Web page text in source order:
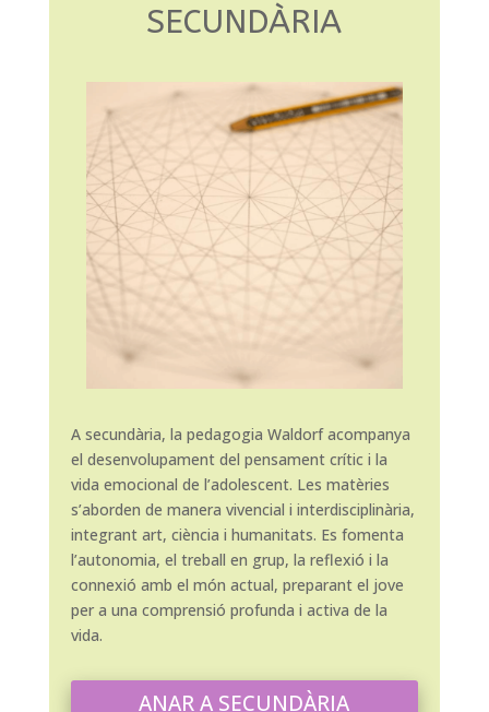
SECUNDÀRIA
A secundària, la pedagogia Waldorf acompanya
el desenvolupament del pensament crític i la
vida emocional de l’adolescent. Les matèries
s’aborden de manera vivencial i interdisciplinària,
integrant art, ciència i humanitats. Es fomenta
l’autonomia, el treball en grup, la reflexió i la
connexió amb el món actual, preparant el jove
per a una comprensió profunda i activa de la
vida.
ANAR A SECUNDÀRIA